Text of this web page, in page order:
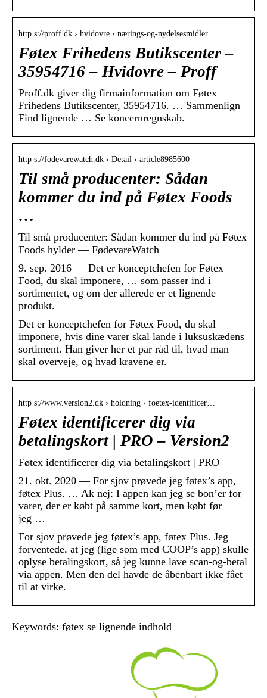
http s://proff.dk › hvidovre › nærings-og-nydelsesmidler
Føtex Frihedens Butikscenter –
35954716 – Hvidovre – Proff
Proff.dk giver dig firmainformation om Føtex
Frihedens Butikscenter, 35954716. … Sammenlign
Find lignende … Se koncernregnskab.
http s://fodevarewatch.dk › Detail › article8985600
Til små producenter: Sådan
kommer du ind på Føtex Foods
…
Til små producenter: Sådan kommer du ind på Føtex
Foods hylder — FødevareWatch
9. sep. 2016 — Det er konceptchefen for Føtex
Food, du skal imponere, … som passer ind i
sortimentet, og om der allerede er et lignende
produkt.
Det er konceptchefen for Føtex Food, du skal
imponere, hvis dine varer skal lande i luksuskædens
sortiment. Han giver her et par råd til, hvad man
skal overveje, og hvad kravene er.
http s://www.version2.dk › holdning › foetex-identificer…
Føtex identificerer dig via
betalingskort | PRO – Version2
Føtex identificerer dig via betalingskort | PRO
21. okt. 2020 — For sjov prøvede jeg føtex’s app,
føtex Plus. … Ak nej: I appen kan jeg se bon’er for
varer, der er købt på samme kort, men købt før
jeg …
For sjov prøvede jeg føtex’s app, føtex Plus. Jeg
forventede, at jeg (lige som med COOP’s app) skulle
oplyse betalingskort, så jeg kunne lave scan-og-betal
via appen. Men den del havde de åbenbart ikke fået
til at virke.
Keywords: føtex se lignende indhold